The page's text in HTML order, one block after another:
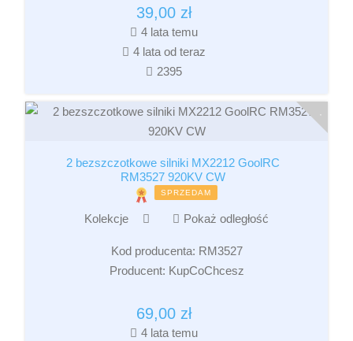
39,00 zł
4 lata temu
4 lata od teraz
2395
2 bezszczotkowe silniki MX2212 GoolRC
RM3527 920KV CW
SPRZEDAM
Kolekcje Pokaż odległość
Kod producenta: RM3527
Producent: KupCoChcesz
69,00 zł
4 lata temu